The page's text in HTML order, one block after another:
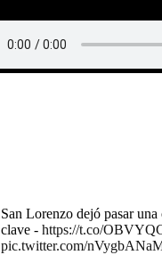
San Lorenzo dejó pasar una
clave - https://t.co/
pic.twitter.com/